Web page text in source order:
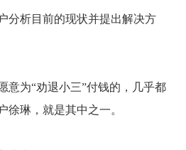
分析目前的现状并提出解决方
意为“劝退小三”付钱的，几乎都
琳，就是其中之一。